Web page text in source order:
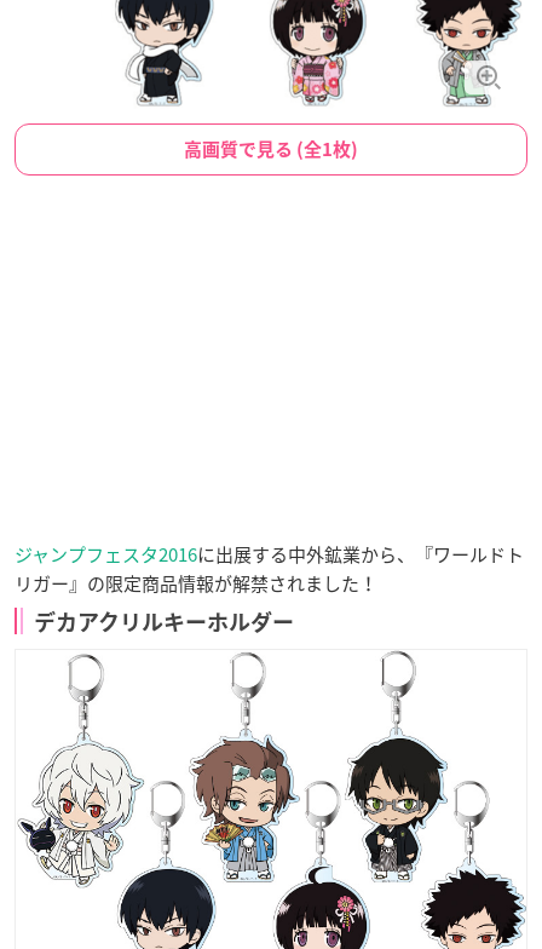
高画質で見る (全1枚)
ジャンプフェスタ2016に出展する中外鉱業から、『ワールドト
リガー』の限定商品情報が解禁されました！
デカアクリルキーホルダー